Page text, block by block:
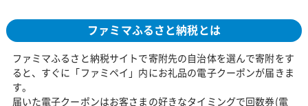
ファミマふるさと納税とは
ファミマふるさと納税サイトで寄附先の自治体を選んで寄附をす
ると、すぐに「ファミペイ」内にお礼品の電子クーポンが届きま
す。
届いた電子クーポンはお客さまの好きなタイミングで回数券(電